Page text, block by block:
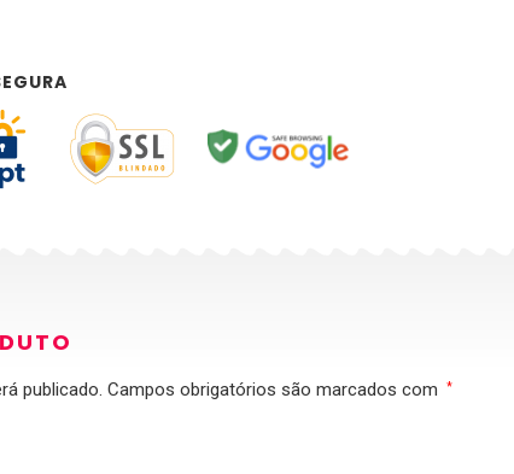
publicado. Campos obrigatórios são marcados com *